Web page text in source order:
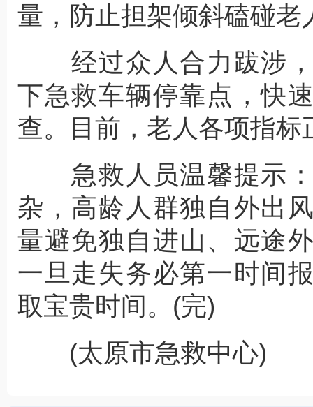
量，防止担架倾斜磕碰老
经过众人合力跋涉，
下急救车辆停靠点，快
查。目前，老人各项指
急救人员温馨提示：
杂，高龄人群独自外出
量避免独自进山、远途
一旦走失务必第一时间
取宝贵时间。(完)
(太原市急救中心)